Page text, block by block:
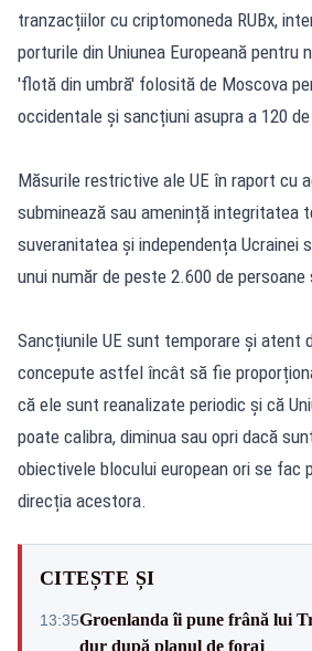
tranzacțiilor cu criptomoneda RUBx,
porturile din Uniunea Europeană pentru
'flotă din umbră' folosită de Moscova
occidentale și sancțiuni asupra a 120
Măsurile restrictive ale UE în raport cu
subminează sau amenință integritatea
suveranitatea și independența Ucrainei
unui număr de peste 2.600 de
Sancțiunile UE sunt temporare și atent
concepute astfel încât să fie
că ele sunt reanalizate periodic și că
poate calibra, diminua sau opri dacă
obiectivele blocului european ori se fac
direcția acestora.
CITEȘTE ȘI
13:35Groenlanda îi pune frână lui
dur după planul de foraj